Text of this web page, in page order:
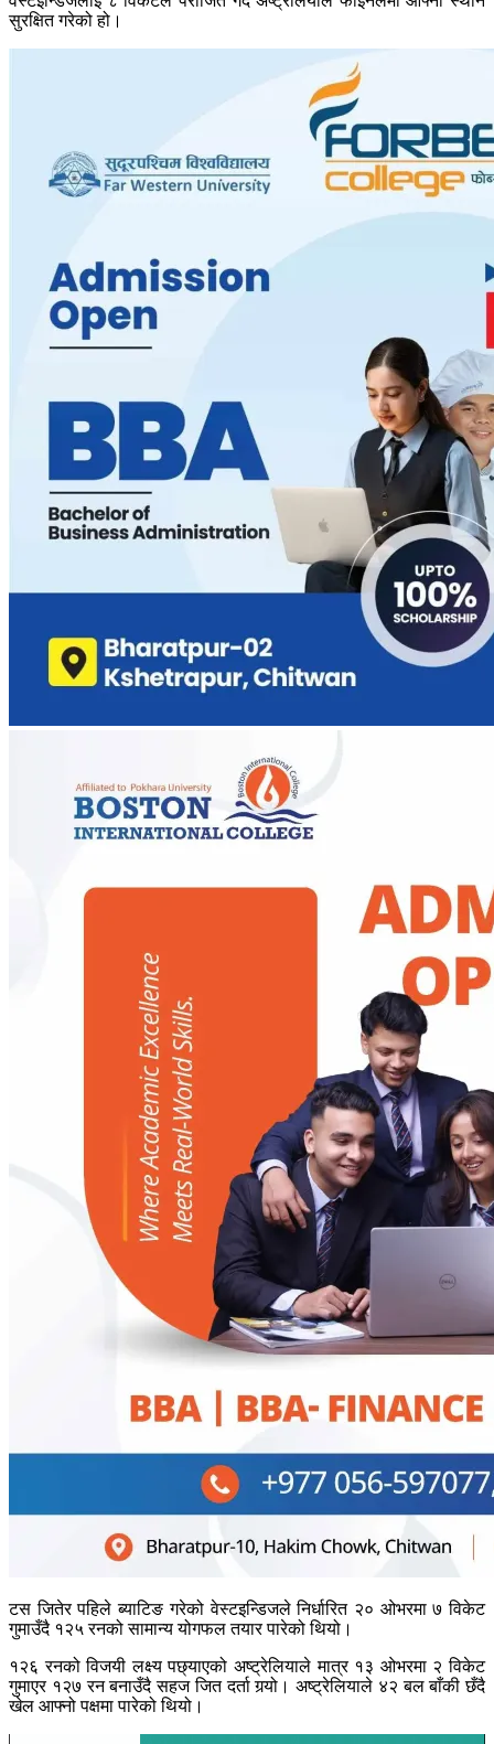
सुरक्षित गरेको हो।
टस जितेर पहिले ब्याटिङ गरेको वेस्टइन्डिजले निर्धारित २० ओभरमा ७ विकेट
गुमाउँदै १२५ रनको सामान्य योगफल तयार पारेको थियो।
१२६ रनको विजयी लक्ष्य पछ्याएको अष्ट्रेलियाले मात्र १३ ओभरमा २ विकेट
गुमाएर १२७ रन बनाउँदै सहज जित दर्ता गर्‍यो। अष्ट्रेलियाले ४२ बल बाँकी छँदै
खेल आफ्नो पक्षमा पारेको थियो।